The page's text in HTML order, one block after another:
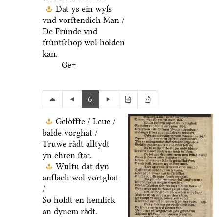
Dat ys ein wyſs
vnd vorſtendich Man /
De Fruͤnde vnd
fruͤntſchop wol holden
kan.
Ge=
6
Geloͤffte / Leue /
balde vorghat /
Truwe raͤdt alltydt
yn ehren ſtat.
Wultu dat dyn
anſlach wol vortghat
/
So holdt en hemlick
an dynem raͤdt.